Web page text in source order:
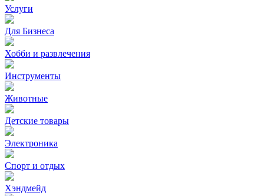
Услуги
Для Бизнеса
Хобби и развлечения
Инструменты
Животные
Детские товары
Электроника
Спорт и отдых
Хэндмейд